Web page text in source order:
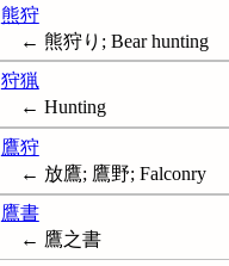
熊狩
← 熊狩り; Bear hunting
狩猟
← Hunting
鷹狩
← 放鷹; 鷹野; Falconry
鷹書
← 鷹之書